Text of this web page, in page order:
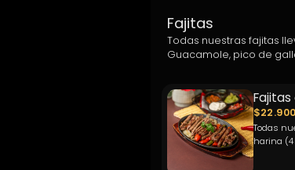
Fajitas
Todas nuestras fajitas
Guacamole, pico de
Fajitas
$22.900
Todas
harina (4